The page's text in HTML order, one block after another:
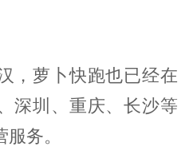
，萝卜快跑也已经在
深圳、重庆、长沙等
务。